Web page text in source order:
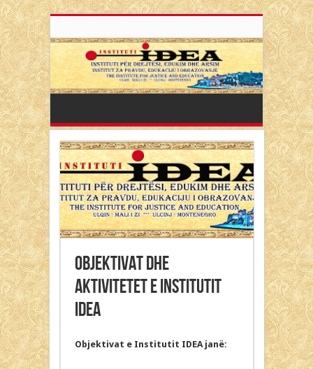
Objektivat dhe
Aktivitetet e Institutit
IDEA
Objektivat e Institutit IDEA janë: